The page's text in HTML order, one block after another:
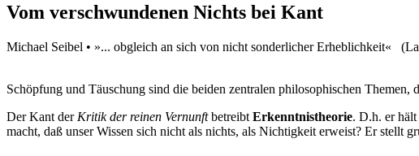
Vom verschwundenen Nichts bei Kant
Michael Seibel • »... obgleich an sich von nicht sonderlicher Erheblichkeit«
Schöpfung und Täuschung sind die beiden zentralen philosophischen
Der Kant der Kritik der reinen Vernunftbetreibt Erkenntnistheorie. D.h. er
macht, daß unser Wissen sich nicht als nichts, als Nichtigkeit erweist? Er stellt